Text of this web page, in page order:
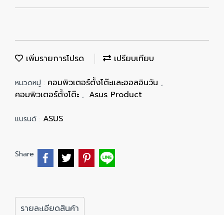
เพิ่มรายการโปรด เปรียบเทียบ
หมวดหมู่ : คอมพิวเตอร์ตั้งโต๊ะและออลอินวัน ,
คอมพิวเตอร์ตั้งโต๊ะ , Asus Product
แบรนด์ : ASUS
Share
รายละเอียดสินค้า